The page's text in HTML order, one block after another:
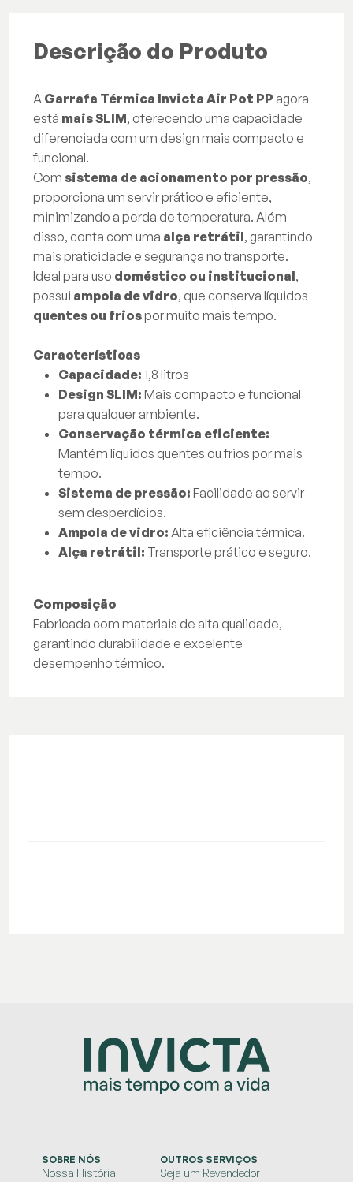
Descrição do Produto
A Garrafa Térmica Invicta Air Pot PP agora
está mais SLIM, oferecendo uma capacidade
diferenciada com um design mais compacto e
funcional.
Com sistema de acionamento por pressão,
proporciona um servir prático e eficiente,
minimizando a perda de temperatura. Além
disso, conta com uma alça retrátil, garantindo
mais praticidade e segurança no transporte.
Ideal para uso doméstico ou institucional,
possui ampola de vidro, que conserva líquidos
quentes ou friospor muito mais tempo.
Características
Capacidade: 1,8 litros
Design SLIM: Mais compacto e funcional
para qualquer ambiente.
Conservação térmica eficiente:
Mantém líquidos quentes ou frios por mais
tempo.
Sistema de pressão: Facilidade ao servir
sem desperdícios.
Ampola de vidro: Alta eficiência térmica.
Alça retrátil: Transporte prático e seguro.
Composição
Fabricada com materiais de alta qualidade,
garantindo durabilidade e excelente
desempenho térmico.
SOBRE NÓS
Nossa História
OUTROS SERVIÇOS
Seja um Revendedor